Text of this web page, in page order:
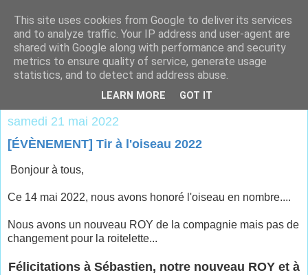
samedi 21 mai 2022
[ÉVÈNEMENT] Tir à l'oiseau 2022
Bonjour à tous,
Ce 14 mai 2022, nous avons honoré l'oiseau en nombre....
Nous avons un nouveau ROY de la compagnie mais pas de
changement pour la roitelette...
Félicitations à Sébastien, notre nouveau ROY et à
This site uses cookies from Google to deliver its services
and to analyze traffic. Your IP address and user-agent are
shared with Google along with performance and security
metrics to ensure quality of service, generate usage
statistics, and to detect and address abuse.
LEARN MORE GOT IT